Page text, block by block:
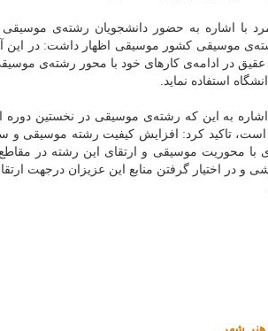
با اشاره به حضور دانشجویان رشته‌ی
موسیقی کشور موسیقی اظهار داشت: در این
عقیق در ادامه‌ی کارهای خود با محور رشته‌ی
استفاده نماید.
تاکید کرد: افزایش کیفیت رشته موسیقی
با محوریت موسیقی و ارتقای این رشته در
و در اختیار گرفتن منابع این عزیزان